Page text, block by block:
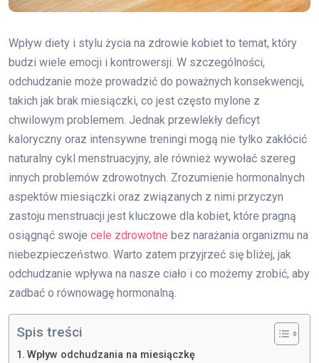
Wpływ diety i stylu życia na zdrowie kobiet to temat, który
budzi wiele emocji i kontrowersji. W szczególności,
odchudzanie może prowadzić do poważnych konsekwencji,
takich jak brak miesiączki, co jest często mylone z
chwilowym problemem. Jednak przewlekły deficyt
kaloryczny oraz intensywne treningi mogą nie tylko zakłócić
naturalny cykl menstruacyjny, ale również wywołać szereg
innych problemów zdrowotnych. Zrozumienie hormonalnych
aspektów miesiączki oraz związanych z nimi przyczyn
zastoju menstruacji jest kluczowe dla kobiet, które pragną
osiągnąć swoje cele zdrowotne bez narażania organizmu na
niebezpieczeństwo. Warto zatem przyjrzeć się bliżej, jak
odchudzanie wpływa na nasze ciało i co możemy zrobić, aby
zadbać o równowagę hormonalną.
Spis treści
Wpływ odchudzania na miesiączkę